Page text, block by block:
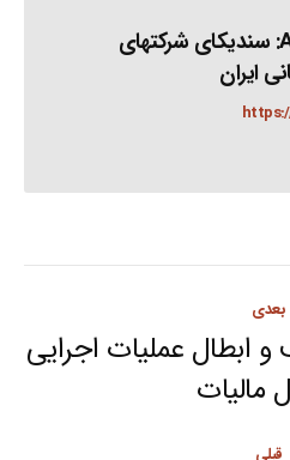
سندیکای شرکتهای
ایران
قبلی
بعدی
Next
post:
ابطال عملیات اجرایی
مالیات